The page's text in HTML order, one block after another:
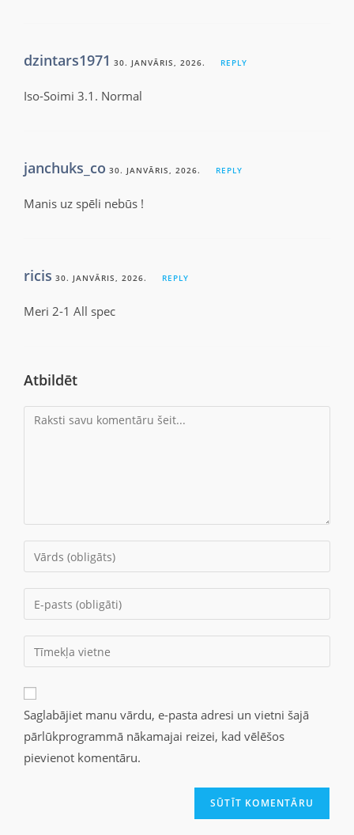
dzintars1971 30. JANVĀRIS, 2026. REPLY
Iso-Soimi 3.1. Normal
janchuks_co 30. JANVĀRIS, 2026. REPLY
Manis uz spēli nebūs !
ricis 30. JANVĀRIS, 2026. REPLY
Meri 2-1 All spec
Atbildēt
Saglabājiet manu vārdu, e-pasta adresi un vietni šajā
pārlūkprogrammā nākamajai reizei, kad vēlēšos
pievienot komentāru.